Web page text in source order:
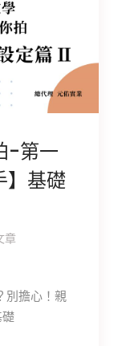
-第一
】基礎
章
別擔心！親
礎